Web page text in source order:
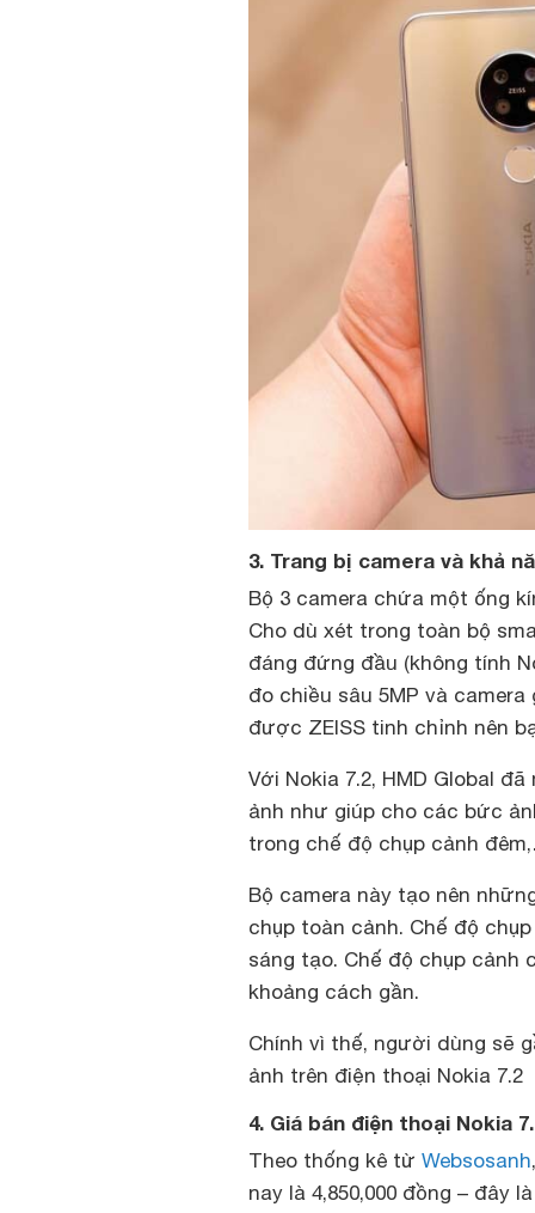
3. Trang bị camera và khả
Bộ 3 camera chứa một ống
Cho dù xét trong toàn bộ
đáng đứng đầu (không tính
đo chiều sâu 5MP và
được ZEISS tinh chỉnh nên
Với Nokia 7.2, HMD Global
ảnh như giúp cho các bức
trong chế độ chụp cảnh
Bộ camera này tạo nên
chụp toàn cảnh. Chế độ
sáng tạo. Chế độ chụp cảnh
khoảng cách gần.
Chính vì thế, người dùng sẽ
ảnh trên điện thoại Nokia 7.2
4. Giá bán điện thoại Nokia
Theo thống kê từ Websosanh
nay là 4,850,000 đồng – đây